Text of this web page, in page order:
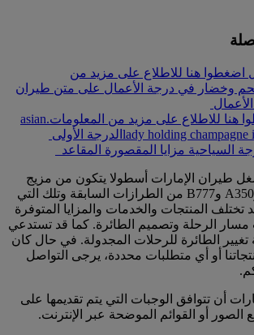
اضغطوا هنا للاطلاع على مزيد من
وخضار في درجة الأعمال على متن طيران
هنا للاطلاع على مزيد من المعلومات.asian
lady holding champagne الدرجة الأولى
السياحية مزايا المقصورة المقاعد
طيران الإمارات أسطولا يتكون من مزيج
من طائرات A380 وA350 وB777 من الطرازات السابقة وتلك التي
تختلف المنتجات والخدمات والمزايا المتوفرة
الرحلة وتصميم الطائرة. كما قد تستدعي
تغيير الطائرة للرحلات المجدولة. في حال كان
أو أي متطلبات محددة، يرجى التواصل
أن تتوافق الوجبات التي يتم تقديمها على
الصور أو القوائم الموضحة عبر الإنترنت.